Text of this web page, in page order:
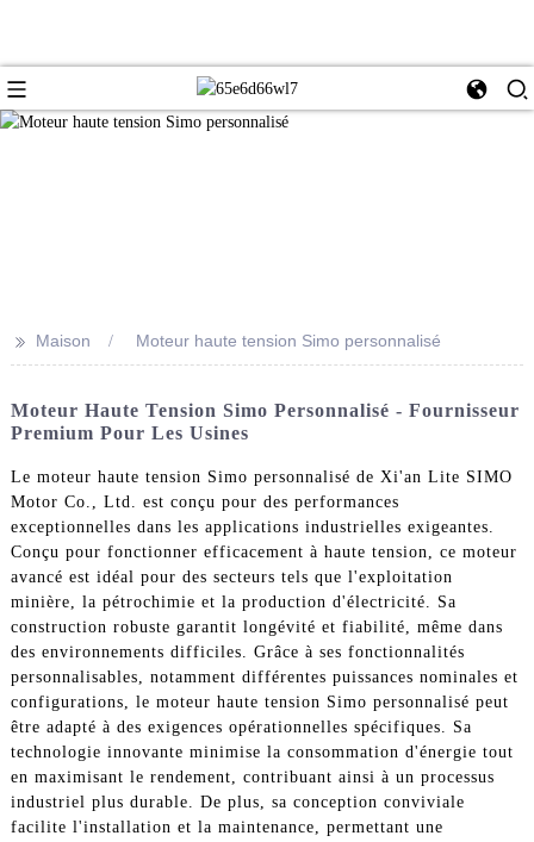
>> Maison Moteur haute tension Simo personnalisé
Moteur Haute Tension Simo Personnalisé - Fournisseur
Premium Pour Les Usines
Le moteur haute tension Simo personnalisé de Xi'an Lite SIMO
Motor Co., Ltd. est conçu pour des performances
exceptionnelles dans les applications industrielles exigeantes.
Conçu pour fonctionner efficacement à haute tension, ce moteur
avancé est idéal pour des secteurs tels que l'exploitation
minière, la pétrochimie et la production d'électricité. Sa
construction robuste garantit longévité et fiabilité, même dans
des environnements difficiles. Grâce à ses fonctionnalités
personnalisables, notamment différentes puissances nominales et
configurations, le moteur haute tension Simo personnalisé peut
être adapté à des exigences opérationnelles spécifiques. Sa
technologie innovante minimise la consommation d'énergie tout
en maximisant le rendement, contribuant ainsi à un processus
industriel plus durable. De plus, sa conception conviviale
facilite l'installation et la maintenance, permettant une